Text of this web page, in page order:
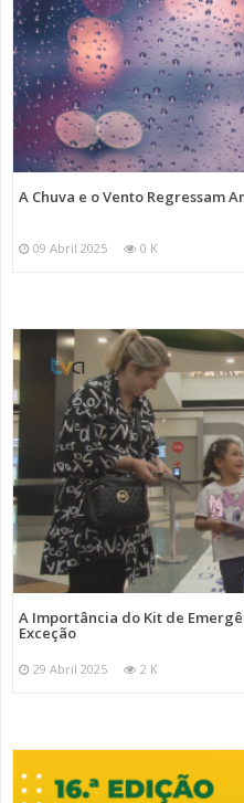
A Chuva e o Vento Regressam
09 Abril 2025 0 K
A Importância do Kit de
Exceção
29 Abril 2025 2 K